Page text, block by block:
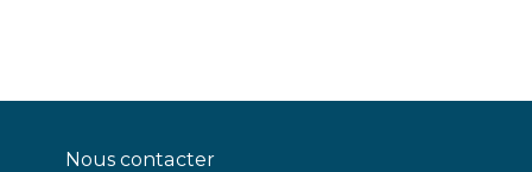
Nous contacter